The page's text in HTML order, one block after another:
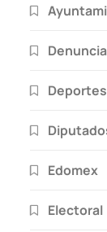
Deportes
Edomex
Electoral